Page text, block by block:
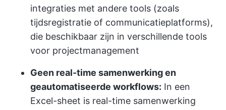
integraties met andere tools (zoals
tijdsregistratie of communicatieplatforms),
die beschikbaar zijn in verschillende tools
voor projectmanagement
Geen real-time samenwerking en
geautomatiseerde workflows: In een
Excel-sheet is real-time samenwerking